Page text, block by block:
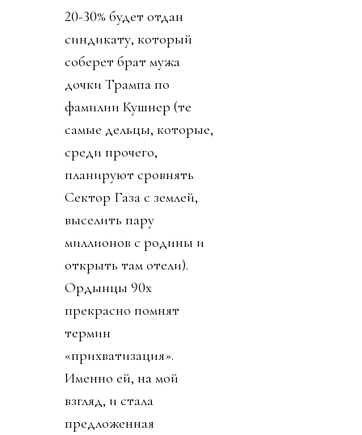
20-30% будет отдан
синдикату, который
соберет брат мужа
дочки Трампа по
фамилии Кушнер (те
самые дельцы, которые,
среди прочего,
планируют сровнять
Сектор Газа с землей,
выселить пару
миллионов с родины и
открыть там отели).
Ордынцы 90х
прекрасно помнят
термин
«прихватизация».
Именно ей, на мой
взгляд, и стала
предложенная